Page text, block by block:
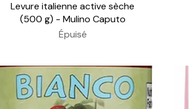
Levure italienne active sèche
(500 g) - Mulino Caputo
Épuisé